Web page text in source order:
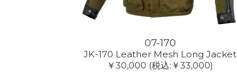
07-170
JK-170 Leather Mesh Long Jacket
￥30,000 (税込:￥33,000)